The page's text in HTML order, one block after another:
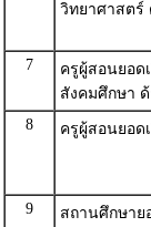
วิทยาศาสตร์
7
ครูผู้สอนยอด
สังคมศึกษา
8
ครูผู้สอนยอด
9 สถานศึกษาย